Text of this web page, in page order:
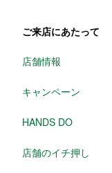
ご来店にあたって
店舗情報
キャンペーン
HANDS DO
店舗のイチ押し